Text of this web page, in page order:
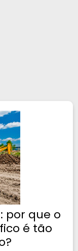
por que o
é tão